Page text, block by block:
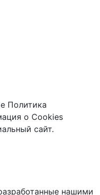
Политика
о Cookies
сайт.
нашими